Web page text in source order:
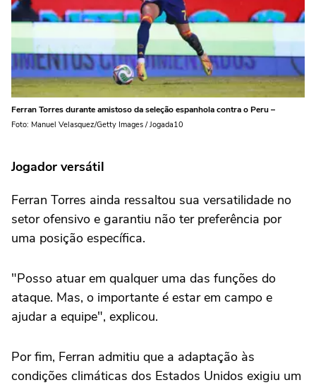
Ferran Torres durante amistoso da seleção espanhola contra o Peru –
Foto: Manuel Velasquez/Getty Images / Jogada10
Jogador versátil
Ferran Torres ainda ressaltou sua versatilidade no
setor ofensivo e garantiu não ter preferência por
uma posição específica.
"Posso atuar em qualquer uma das funções do
ataque. Mas, o importante é estar em campo e
ajudar a equipe", explicou.
Por fim, Ferran admitiu que a adaptação às
condições climáticas dos Estados Unidos exigiu um